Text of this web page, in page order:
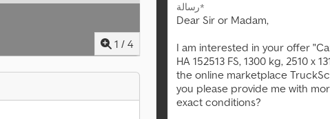
1 / 4
رسالة*